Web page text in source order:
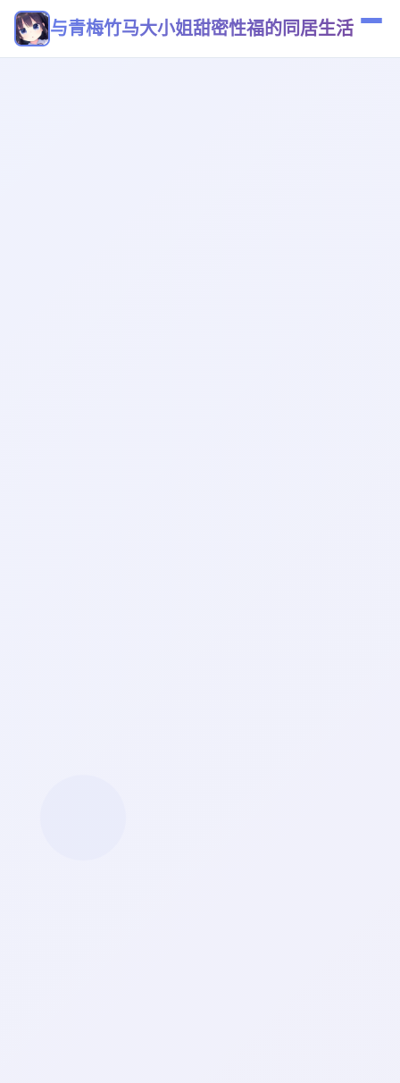
与青梅竹马大小姐甜密性福的同居生活